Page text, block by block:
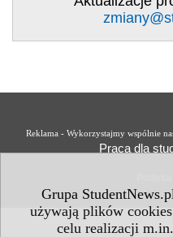
Grupa
używają plików
celu realizacji
Reklama - Wykorzystajmy wspólnie
Praca dla